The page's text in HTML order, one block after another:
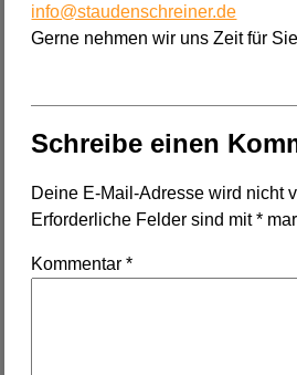
info@staudenschreiner.de
Gerne nehmen wir uns Zeit für
Schreibe einen
Deine E-Mail-Adresse wird nicht
Erforderliche Felder sind mit*
Kommentar*